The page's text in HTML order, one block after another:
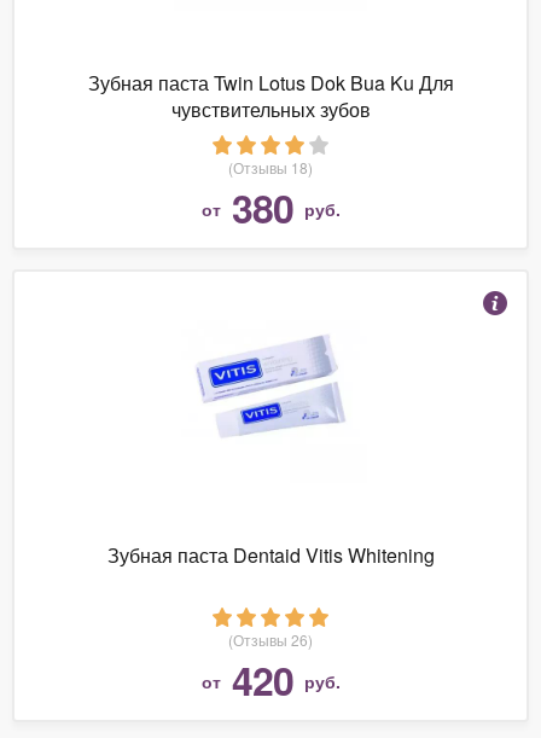
Зубная паста Twin Lotus Dok Bua Ku Для
чувствительных зубов
(Отзывы 18)
от 380 руб.
Зубная паста Dentaid Vitis Whitening
(Отзывы 26)
от 420 руб.